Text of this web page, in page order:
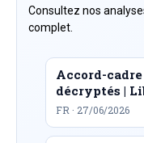
Consultez nos
complet.
Accord-
décryptés |
FR · 27/06/2026